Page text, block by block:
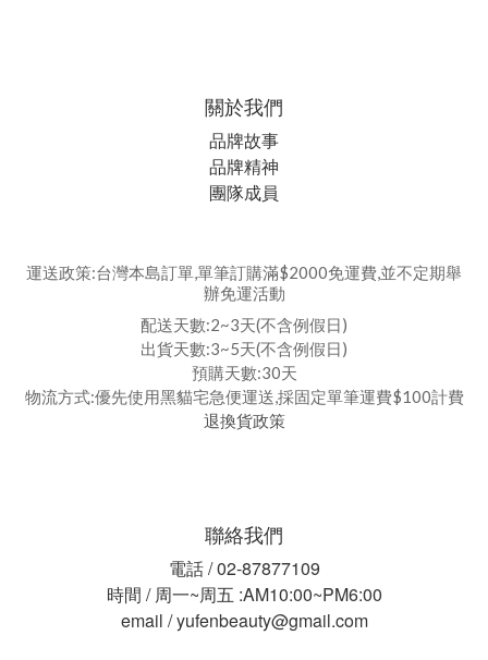
關於我們
品牌故事
品牌精神
團隊成員
運送政策:台灣本島訂單,單筆訂購滿$2000免運費,並不定期舉
辦免運活動
配送天數:2~3天(不含例假日)
出貨天數:3~5天(不含例假日)
預購天數:30天
物流方式:優先使用黑貓宅急便運送,採固定單筆運費$100計費
退換貨政策
聯絡我們
電話 / 02-87877109
時間 / 周一~周五 :AM10:00~PM6:00
email / yufenbeauty@gmail.com